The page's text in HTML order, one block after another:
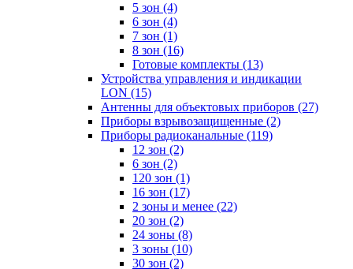
5 зон (4)
6 зон (4)
7 зон (1)
8 зон (16)
Готовые комплекты (13)
Устройства управления и индикации
LON (15)
Антенны для объектовых приборов (27)
Приборы взрывозащищенные (2)
Приборы радиоканальные (119)
12 зон (2)
6 зон (2)
120 зон (1)
16 зон (17)
2 зоны и менее (22)
20 зон (2)
24 зоны (8)
3 зоны (10)
30 зон (2)